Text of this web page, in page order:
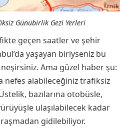
Günübirlik Gezi Yerleri
geçen saatler ve şehir
yaşayan biriyseniz bu
neşirsiniz. Ama güzel haber şu:
nefes alabileceğiniz trafiksiz
bazılarına otobüsle,
ulaşılabilecek kadar
gidilebiliyor.